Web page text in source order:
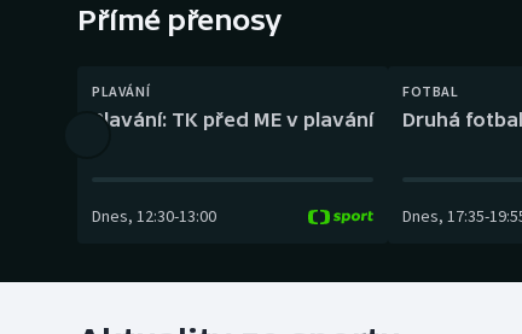
Gymnastika
Přímé přenosy
PLAVÁNÍ
Plavání: TK před ME v plavání
Dnes, 12:30-13:00
FOTBAL
Druhá
Dnes, 17:35-